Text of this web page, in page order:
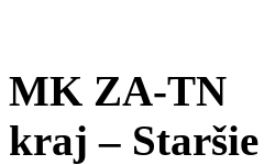
MK ZA-TN
kraj – Staršie